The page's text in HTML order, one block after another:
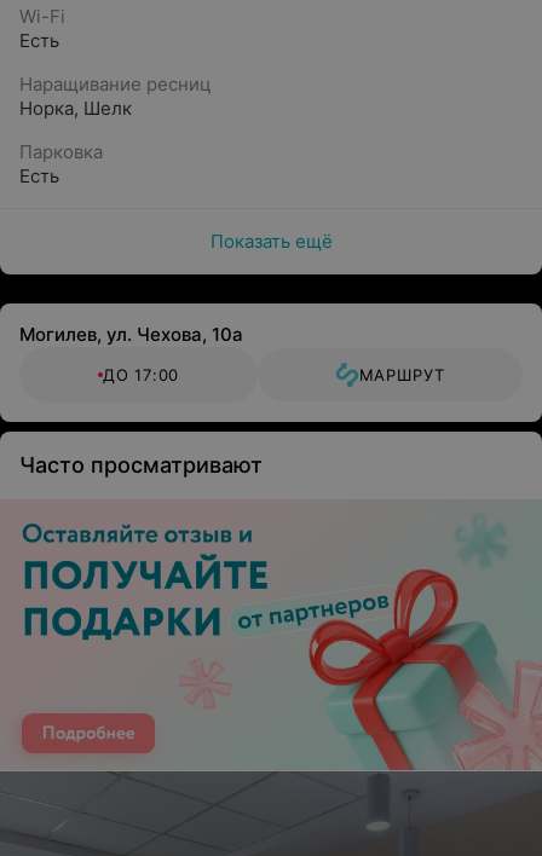
Wi-Fi
Есть
Наращивание ресниц
Норка, Шелк
Парковка
Есть
Показать ещё
Могилев, ул. Чехова, 10а
ДО 17:00 МАРШРУТ
Часто просматривают